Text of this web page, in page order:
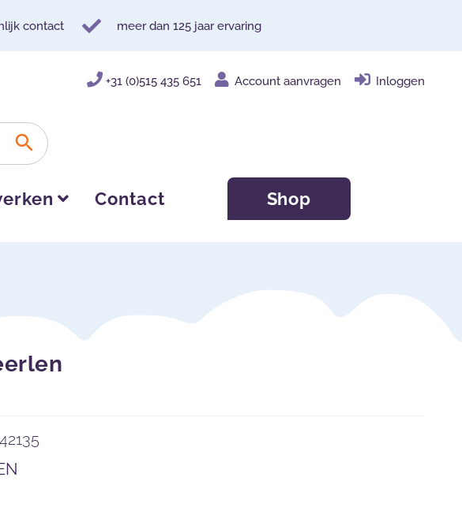
contact meer dan 125 jaar ervaring
+31 (0)515 435 651 Account aanvragen Inloggen
Contact Shop